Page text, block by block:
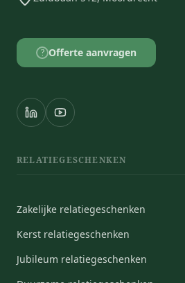
? Offerte aanvragen
RELATIEGESCHENKEN
Zakelijke relatiegeschenken
Kerst relatiegeschenken
Jubileum relatiegeschenken